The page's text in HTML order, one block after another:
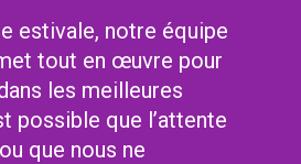
estivale, notre équipe
tout en œuvre pour
les meilleures
possible que l’attente
que nous ne